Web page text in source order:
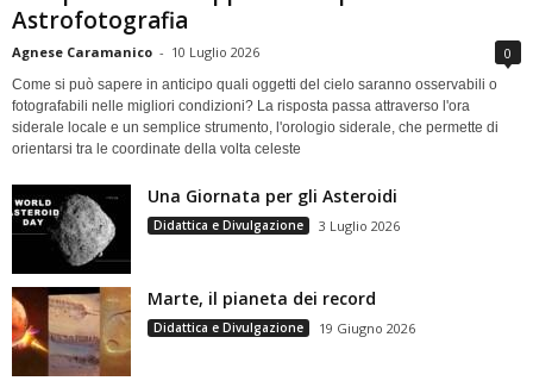
Astrofotografia
Agnese Caramanico - 10 Luglio 2026 0
Come si può sapere in anticipo quali oggetti del cielo saranno osservabili o
fotografabili nelle migliori condizioni? La risposta passa attraverso l'ora
siderale locale e un semplice strumento, l'orologio siderale, che permette di
orientarsi tra le coordinate della volta celeste
Una Giornata per gli Asteroidi
Didattica e Divulgazione 3 Luglio 2026
Marte, il pianeta dei record
Didattica e Divulgazione 19 Giugno 2026